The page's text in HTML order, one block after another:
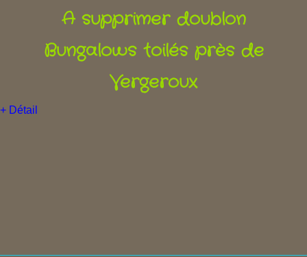
A supprimer doublon
Bungalows toilés près de
Vergeroux
+ Détail